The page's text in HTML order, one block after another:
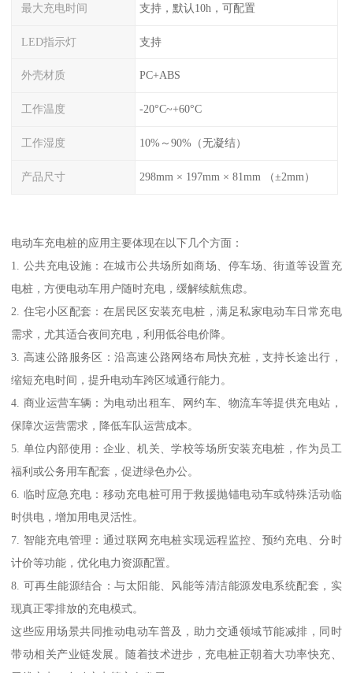
最大充电时间 支持，默认10h，可配置
LED指示灯 支持
外壳材质 PC+ABS
工作温度 -20°C~+60°C
工作湿度 10%～90%（无凝结）
产品尺寸 298mm × 197mm × 81mm （±2mm）
电动车充电桩的应用主要体现在以下几个方面：
1. 公共充电设施：在城市公共场所如商场、停车场、街道等设置充
电桩，方便电动车用户随时充电，缓解续航焦虑。
2. 住宅小区配套：在居民区安装充电桩，满足私家电动车日常充电
需求，尤其适合夜间充电，利用低谷电价降。
3. 高速公路服务区：沿高速公路网络布局快充桩，支持长途出行，
缩短充电时间，提升电动车跨区域通行能力。
4. 商业运营车辆：为电动出租车、网约车、物流车等提供充电站，
保障次运营需求，降低车队运营成本。
5. 单位内部使用：企业、机关、学校等场所安装充电桩，作为员工
福利或公务用车配套，促进绿色办公。
6. 临时应急充电：移动充电桩可用于救援抛锚电动车或特殊活动临
时供电，增加用电灵活性。
7. 智能充电管理：通过联网充电桩实现远程监控、预约充电、分时
计价等功能，优化电力资源配置。
8. 可再生能源结合：与太阳能、风能等清洁能源发电系统配套，实
现真正零排放的充电模式。
这些应用场景共同推动电动车普及，助力交通领域节能减排，同时
带动相关产业链发展。随着技术进步，充电桩正朝着大功率快充、